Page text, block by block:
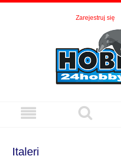
Zarejestruj się
Italeri